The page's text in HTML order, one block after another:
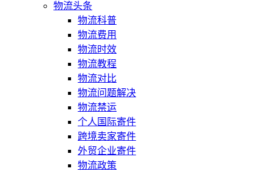
物流头条
物流科普
物流费用
物流时效
物流教程
物流对比
物流问题解决
物流禁运
个人国际寄件
跨境卖家寄件
外贸企业寄件
物流政策